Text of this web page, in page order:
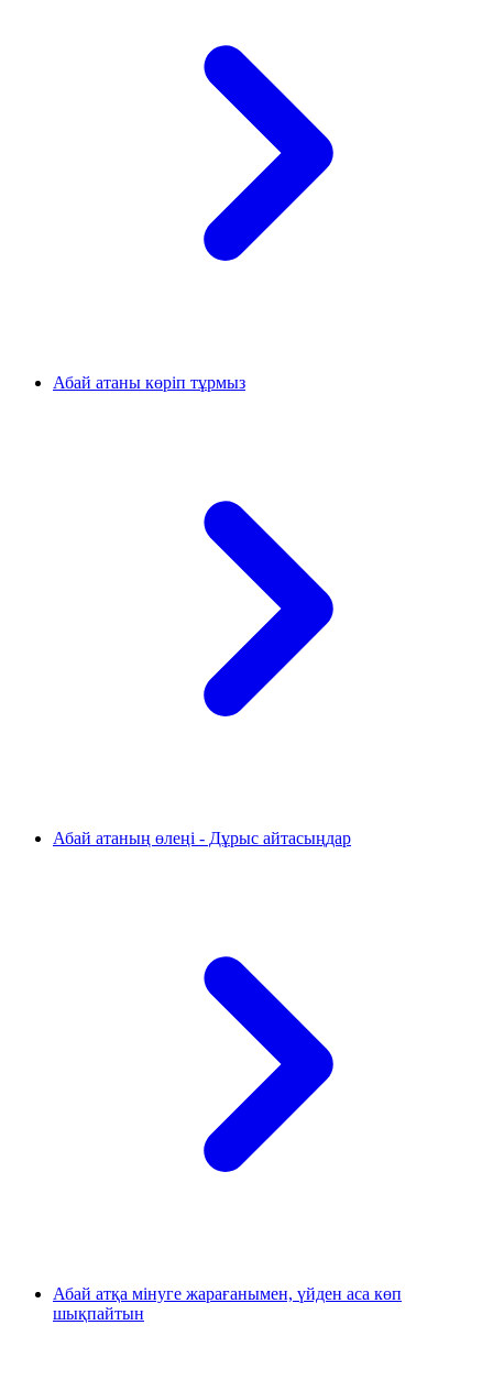
Абай атаны көріп тұрмыз
Абай атаның өлеңі - Дұрыс айтасыңдар
Абай атқа мінуге жарағанымен, үйден аса көп
шықпайтын